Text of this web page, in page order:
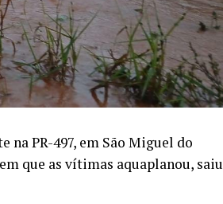
na PR-497, em São Miguel do
que as vítimas aquaplanou, saiu